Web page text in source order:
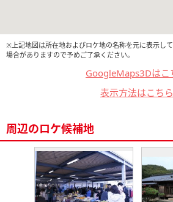
※上記地図は所在地およびロケ地の名称を元に表示し
場合がありますので予めご了承ください。
GoogleMaps3Dはこ
表示方法はこちら
周辺のロケ候補地